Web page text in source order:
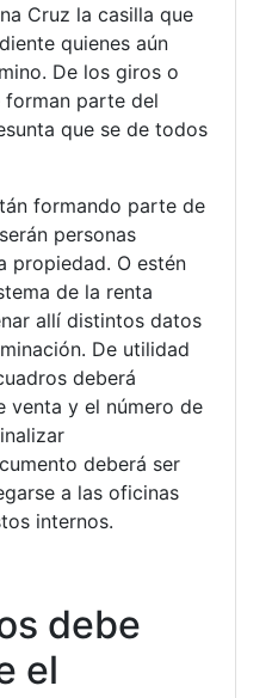
Cruz la casilla que
quienes aún
De los giros o
forman parte del
que se de todos
formando parte de
personas
propiedad. O estén
de la renta
allí distintos datos
De utilidad
deberá
venta y el número de
deberá ser
a las oficinas
internos.
debe
el